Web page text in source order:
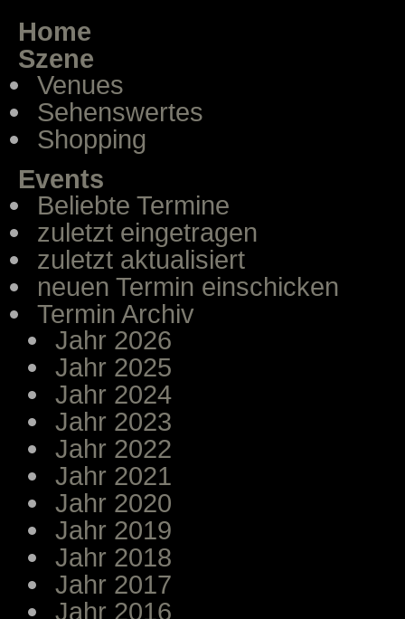
Home
Szene
Venues
Sehenswertes
Shopping
Events
Beliebte Termine
zuletzt eingetragen
zuletzt aktualisiert
neuen Termin einschicken
Termin Archiv
Jahr 2026
Jahr 2025
Jahr 2024
Jahr 2023
Jahr 2022
Jahr 2021
Jahr 2020
Jahr 2019
Jahr 2018
Jahr 2017
Jahr 2016